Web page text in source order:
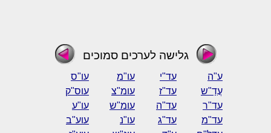
גלישה לערכים סמוכים
ע"ה עד"י עו"מ
עו"ס
עֲדַ"ש
עד"ז עומ"צ
עוס"ק
עד"ר
עד"ה עומ"ש
עו"ע
עד"מ
עד"ג עו"נ
עוע"ב